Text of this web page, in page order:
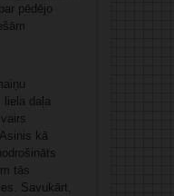
pēdējo
liela daļa
kā
tās
Savukārt,